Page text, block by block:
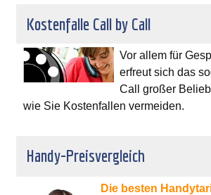
Kostenfalle Call by Call
Vor allem für
erfreut sich das
Call großer
wie Sie Kostenfallen vermeiden.
Handy-Preisvergleich
Die besten